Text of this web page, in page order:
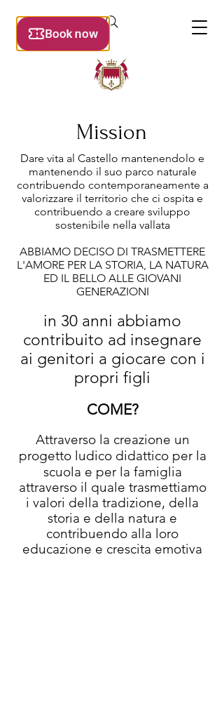
Mission
Dare vita al Castello mantenendolo e
mantenendo il suo parco naturale
contribuendo contemporaneamente a
valorizzare il territorio che ci ospita e
contribuendo a creare sviluppo
sostenibile nella vallata
ABBIAMO DECISO DI TRASMETTERE
L'AMORE PER LA STORIA, LA NATURA
ED IL BELLO ALLE GIOVANI
GENERAZIONI
in 30 anni abbiamo
contribuito ad insegnare
ai genitori a giocare con i
propri figli
COME?
Attraverso la creazione un
progetto ludico didattico per la
scuola e per la famiglia
attraverso il quale trasmettiamo
i valori della tradizione, della
storia e della natura e
contribuendo alla loro
educazione e crescita emotiva